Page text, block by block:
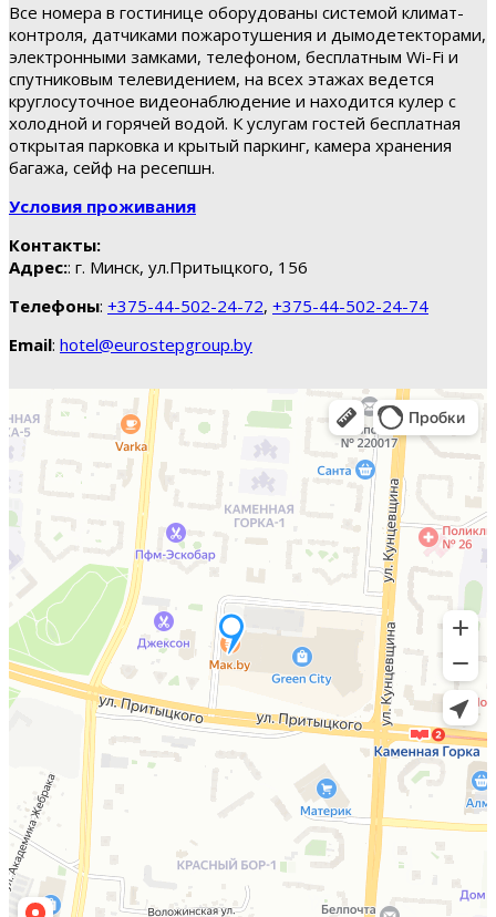
Все номера в гостинице оборудованы системой климат-
контроля, датчиками пожаротушения и дымодетекторами,
электронными замками, телефоном, бесплатным Wi-Fi и
спутниковым телевидением, на всех этажах ведется
круглосуточное видеонаблюдение и находится кулер с
холодной и горячей водой. К услугам гостей бесплатная
открытая парковка и крытый паркинг, камера хранения
багажа, сейф на ресепшн.
Условия проживания
Контакты:
Адрес:: г. Минск, ул.Притыцкого, 156
Телефоны: +375-44-502-24-72, +375-44-502-24-74
Email: hotel@eurostepgroup.by